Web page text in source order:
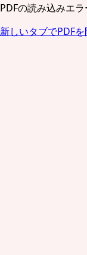
PDFの読み込みエ
新しいタブでPDFを